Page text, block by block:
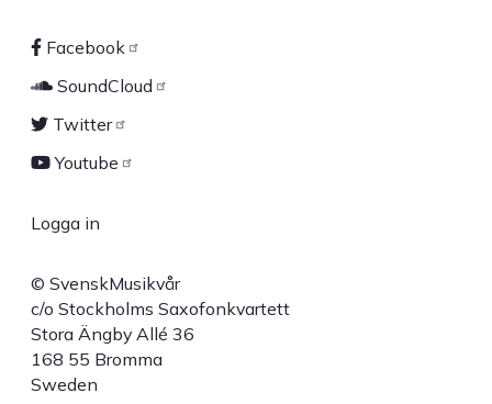
Sociala
länkar
Facebook
SoundCloud
Twitter
Youtube
account
menu
Logga in
© SvenskMusikvår
c/o Stockholms Saxofonkvartett
Stora Ängby Allé 36
168 55 Bromma
Sweden